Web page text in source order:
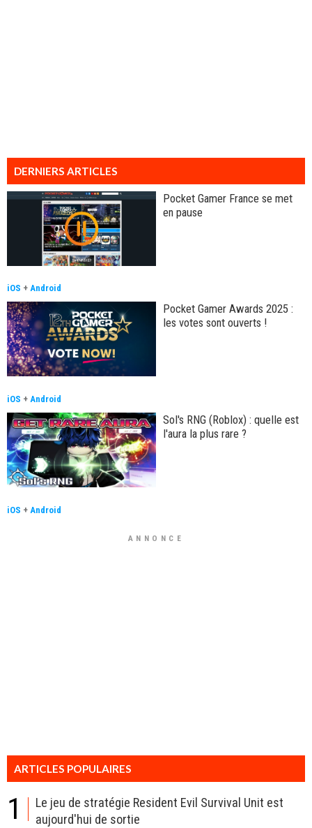
DERNIERS ARTICLES
Pocket Gamer France se met
en pause
iOS + Android
Pocket Gamer Awards 2025 :
les votes sont ouverts !
iOS + Android
Sol's RNG (Roblox) : quelle est
l'aura la plus rare ?
iOS + Android
ANNONCE
ARTICLES POPULAIRES
1
Le jeu de stratégie Resident Evil Survival Unit est
aujourd'hui de sortie